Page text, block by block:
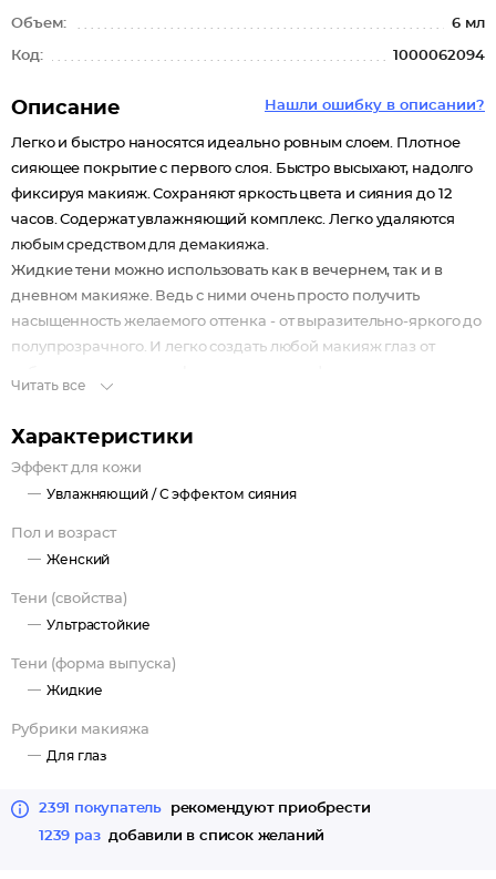
Объем: 6 мл
Код: 1000062094
Нашли ошибку в описании?
Описание
Легко и быстро наносятся идеально ровным слоем. Плотное
сияющее покрытие с первого слоя. Быстро высыхают, надолго
фиксируя макияж. Сохраняют яркость цвета и сияния до 12
часов. Содержат увлажняющий комплекс. Легко удаляются
любым средством для демакияжа.
Жидкие тени можно использовать как в вечернем, так и в
дневном макияже. Ведь с ними очень просто получить
насыщенность желаемого оттенка - от выразительно-яркого до
полупрозрачного. И легко создать любой макияж глаз от
Читать все
Характеристики
Эффект для кожи
Увлажняющий /С эффектом сияния
Пол и возраст
Женский
Тени (свойства)
Ультрастойкие
Тени (форма выпуска)
Жидкие
Рубрики макияжа
Для глаз
2391 покупатель
рекомендуют приобрести
1239 раз добавили в список желаний